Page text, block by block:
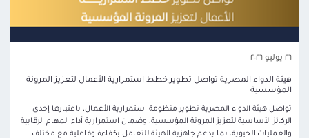
٢٦ يوليو ٢٠٢٦
هيئة الدواء المصرية تواصل تطوير خطط استمرارية الأعمال لتعزيز المرونة
المؤسسية
تواصل هيئة الدواء المصرية تطوير منظومة استمرارية الأعمال، باعتبارها إحدى
الركائز الأساسية لتعزيز المرونة المؤسسية، وضمان استمرارية أداء المهام الرقابية
والعمليات الحيوية، بما يدعم جاهزية الهيئة للتعامل بكفاءة وفاعلية مع مختلف